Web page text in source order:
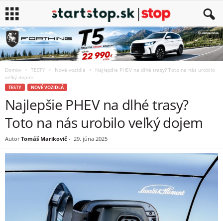
Domov TESTY Nové vozidlá
Najlepšie PHEV na dlhé trasy? Toto na nás urobilo
veľký dojem
TESTY NOVÉ VOZIDLÁ
Najlepšie PHEV na dlhé trasy?
Toto na nás urobilo veľký dojem
Autor Tomáš Marikovič - 29. júna 2025